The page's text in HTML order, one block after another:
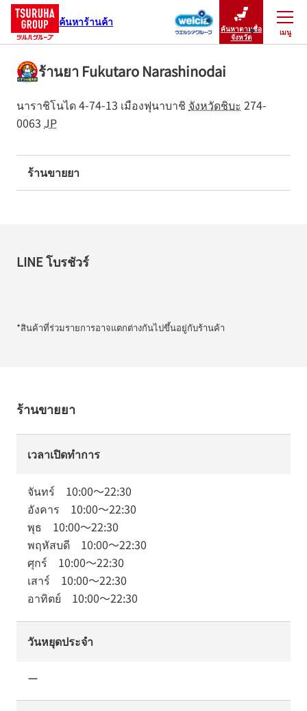
ค้นหาร้านค้า
ค้นหาตามชื่อ
จังหวัด
เมนู
ปิดเมนู
ร้านยา Fukutaro Narashinodai
นาราชิโนได 4-74-13 เมืองฟุนาบาชิ จังหวัดชิบะ 274-
0063 JP
ร้านขายยา
LINE โบรชัวร์
*สินค้าที่ร่วมรายการอาจแตกต่างกันไปขึ้นอยู่กับร้านค้า
ร้านขายยา
เวลาเปิดทำการ
จันทร์ 10:00～22:30
อังคาร 10:00～22:30
พุธ 10:00～22:30
พฤหัสบดี 10:00～22:30
ศุกร์ 10:00～22:30
เสาร์ 10:00～22:30
อาทิตย์ 10:00～22:30
วันหยุดประจำ
ー